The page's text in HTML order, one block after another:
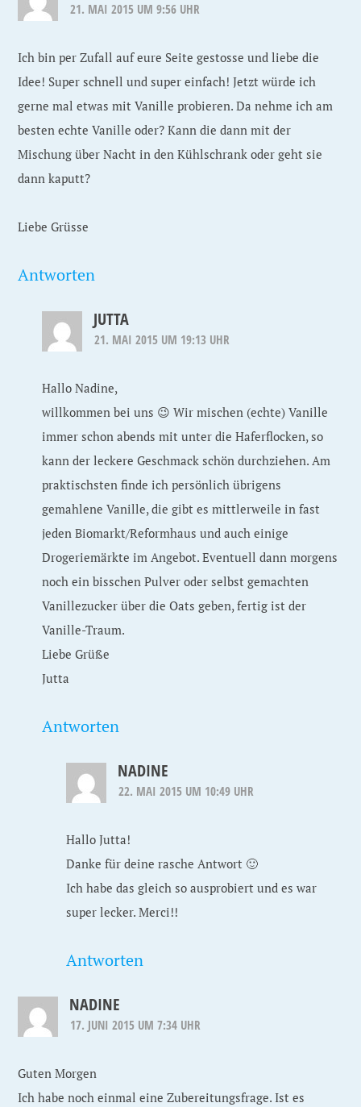
21. MAI 2015 UM 9:56 UHR
Ich bin per Zufall auf eure Seite gestosse und liebe die
Idee! Super schnell und super einfach! Jetzt würde ich
gerne mal etwas mit Vanille probieren. Da nehme ich am
besten echte Vanille oder? Kann die dann mit der
Mischung über Nacht in den Kühlschrank oder geht sie
dann kaputt?
Liebe Grüsse
Antworten
JUTTA
21. MAI 2015 UM 19:13 UHR
Hallo Nadine,
willkommen bei uns 😉 Wir mischen (echte) Vanille
immer schon abends mit unter die Haferflocken, so
kann der leckere Geschmack schön durchziehen. Am
praktischsten finde ich persönlich übrigens
gemahlene Vanille, die gibt es mittlerweile in fast
jeden Biomarkt/Reformhaus und auch einige
Drogeriemärkte im Angebot. Eventuell dann morgens
noch ein bisschen Pulver oder selbst gemachten
Vanillezucker über die Oats geben, fertig ist der
Vanille-Traum.
Liebe Grüße
Jutta
Antworten
NADINE
22. MAI 2015 UM 10:49 UHR
Hallo Jutta!
Danke für deine rasche Antwort 🙂
Ich habe das gleich so ausprobiert und es war
super lecker. Merci!!
Antworten
NADINE
17. JUNI 2015 UM 7:34 UHR
Guten Morgen
Ich habe noch einmal eine Zubereitungsfrage. Ist es